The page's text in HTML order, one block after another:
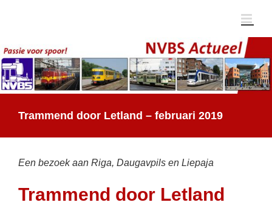
Trammend door Letland – februari 2019
Een bezoek aan Riga, Daugavpils en Liepaja
Trammend door Letland